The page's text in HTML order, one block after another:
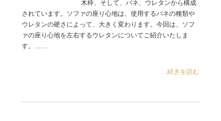
木枠、そして、バネ、ウレタンから構成
されています。ソファの座り心地は、使用するバネの種類や
ウレタンの硬さによって、大きく変わります。今回は、ソフ
ァの座り心地を左右するウレタンについてご紹介いたしま
す。……
...続きを読む